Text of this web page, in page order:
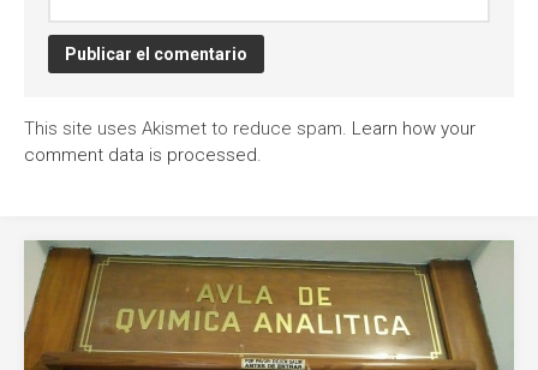
This site uses Akismet to reduce spam. Learn how your
comment data is processed